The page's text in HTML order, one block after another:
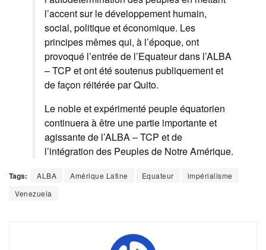
l’accent sur le développement humain,
social, politique et économique. Les
principes mêmes qui, à l’époque, ont
provoqué l’entrée de l’Equateur dans l’ALBA
– TCP et ont été soutenus publiquement et
de façon réitérée par Quito.
Le noble et expérimenté peuple équatorien
continuera à être une partie importante et
agissante de l’ALBA – TCP et de
l’intégration des Peuples de Notre Amérique.
Tags: ALBA Amérique Latine Equateur
impérialisme
Venezuela